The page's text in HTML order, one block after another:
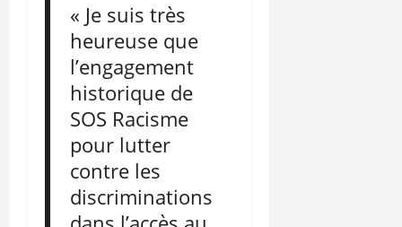
« Je suis très
heureuse que
l’engagement
historique de
SOS Racisme
pour lutter
contre les
discriminations